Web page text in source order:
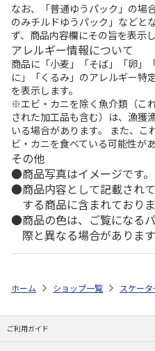
なお、「普通ゆうパック」の場
のみチルドゆうパック」などと
ず、商品内容欄にその旨を表示し
アレルギー情報について
商品に「小麦」「そば」「卵」
に」「くるみ」のアレルギー特
を表示します。
※エビ・カニを除く魚介類（こ
された加工品も含む）は、漁獲
いる場合があります。 また、こ
ビ・カニを食べている可能性があ
その他
商品写真はイメージです。
商品内容として記載され
する商品に含まれておりま
商品の色は、ご覧になる
際と異なる場合があります
ホーム ショップ一覧 スケータ
ご利用ガイド